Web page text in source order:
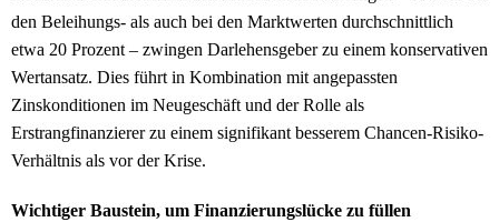
den Beleihungs- als auch bei den Marktwerten durchschnittlich
etwa 20 Prozent – zwingen Darlehensgeber zu einem konservativen
Wertansatz. Dies führt in Kombination mit angepassten
Zinskonditionen im Neugeschäft und der Rolle als
Erstrangfinanzierer zu einem signifikant besserem Chancen-Risiko-
Verhältnis als vor der Krise.
Wichtiger Baustein, um Finanzierungslücke zu füllen